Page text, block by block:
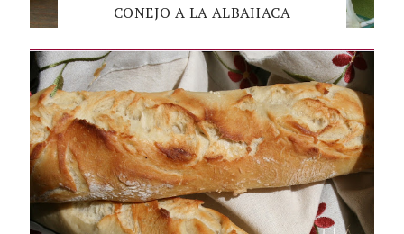
CONEJO A LA ALBAHACA